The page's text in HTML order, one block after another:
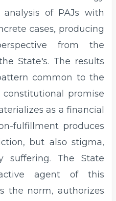
of PAJs with
cases, producing
from the
State's. The results
common to the
promise
as a financial
fulfillment produces
but also stigma,
suffering. The State
agent of this
the norm, authorizes